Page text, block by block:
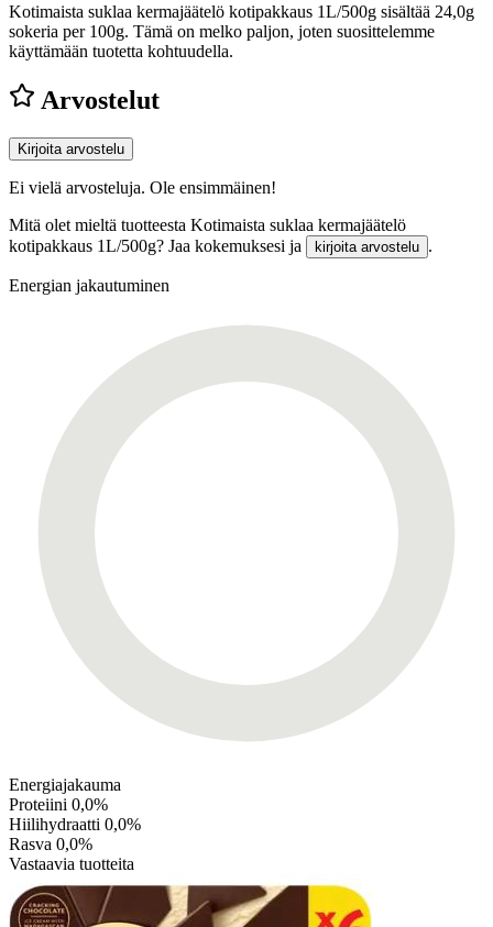
Kotimaista suklaa kermajäätelö kotipakkaus 1L/500g sisältää 24,0g
sokeria per 100g. Tämä on melko paljon, joten suosittelemme
käyttämään tuotetta kohtuudella.
Arvostelut
Kirjoita arvostelu
Ei vielä arvosteluja. Ole ensimmäinen!
Mitä olet mieltä tuotteesta Kotimaista suklaa kermajäätelö
kotipakkaus 1L/500g? Jaa kokemuksesi ja
kirjoita arvostelu .
Energian jakautuminen
Energiajakauma
Proteiini 0,0%
Hiilihydraatti 0,0%
Rasva 0,0%
Vastaavia tuotteita